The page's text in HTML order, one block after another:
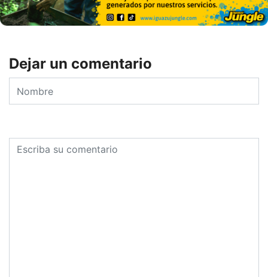
Dejar un comentario